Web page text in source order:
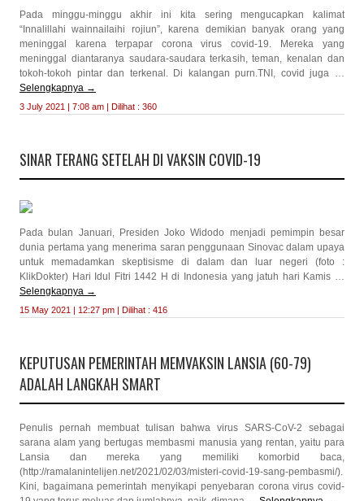
Pada minggu-minggu akhir ini kita sering mengucapkan kalimat
“Innalillahi wainnailaihi rojiun”, karena demikian banyak orang yang
meninggal karena terpapar corona virus covid-19. Mereka yang
meninggal diantaranya saudara-saudara terkasih, teman, kenalan dan
tokoh-tokoh pintar dan terkenal. Di kalangan purn.TNI, covid juga …
Selengkapnya →
3 July 2021 | 7:08 am | Dilihat : 360
SINAR TERANG SETELAH DI VAKSIN COVID-19
Pada bulan Januari, Presiden Joko Widodo menjadi pemimpin besar
dunia pertama yang menerima saran penggunaan Sinovac dalam upaya
untuk memadamkan skeptisisme di dalam dan luar negeri (foto :
KlikDokter) Hari Idul Fitri 1442 H di Indonesia yang jatuh hari Kamis …
Selengkapnya →
15 May 2021 | 12:27 pm | Dilihat : 416
KEPUTUSAN PEMERINTAH MEMVAKSIN LANSIA (60-79)
ADALAH LANGKAH SMART
Penulis pernah membuat tulisan bahwa virus SARS-CoV-2 sebagai
sarana alam yang bertugas membasmi manusia yang rentan, yaitu para
Lansia dan mereka yang memiliki komorbid baca,
(http://ramalanintelijen.net/2021/02/03/misteri-covid-19-sang-pembasmi/).
Kini, bagaimana pemerintah menyikapi penyebaran corona virus covid-